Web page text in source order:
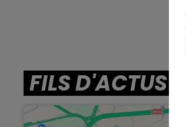
FILS D'ACTUS
Le Bidulon